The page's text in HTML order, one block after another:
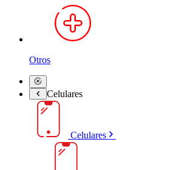
Otros
Celulares
Celulares